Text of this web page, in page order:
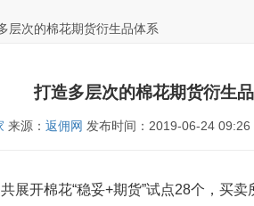
层次的棉花期货衍生品体系
打造多层次的棉花期货衍生
来源： 返佣网 发布时间：2019-06-24
开棉花“稳妥+期货”试点28个，买卖